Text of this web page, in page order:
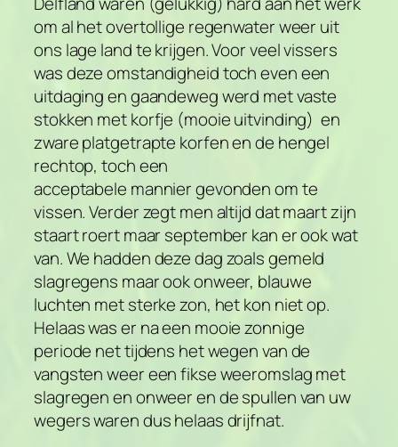
om al het overtollige regenwater weer uit
ons lage land te krijgen. Voor veel vissers
was deze omstandigheid toch even een
uitdaging en gaandeweg werd met vaste
stokken met korfje (mooie uitvinding) en
zware platgetrapte korfen en de hengel
rechtop, toch een
acceptabele mannier gevonden om te
vissen. Verder zegt men altijd dat maart zijn
staart roert maar september kan er ook wat
van. We hadden deze dag zoals gemeld
slagregens maar ook onweer, blauwe
luchten met sterke zon, het kon niet op.
Helaas was er na een mooie zonnige
periode net tijdens het wegen van de
vangsten weer een fikse weeromslag met
slagregen en onweer en de spullen van uw
wegers waren dus helaas drijfnat.